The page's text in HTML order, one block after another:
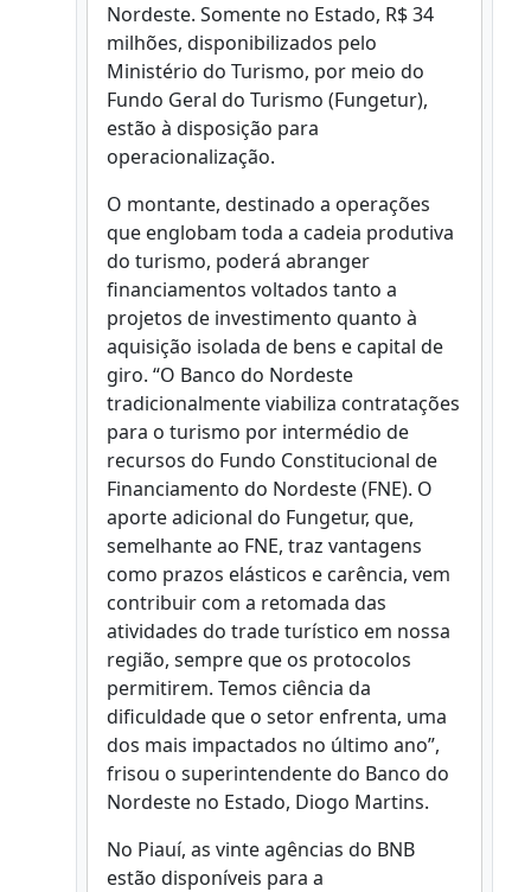
Nordeste. Somente no Estado, R$ 34
milhões, disponibilizados pelo
Ministério do Turismo, por meio do
Fundo Geral do Turismo (Fungetur),
estão à disposição para
operacionalização.
O montante, destinado a operações
que englobam toda a cadeia produtiva
do turismo, poderá abranger
financiamentos voltados tanto a
projetos de investimento quanto à
aquisição isolada de bens e capital de
giro. “O Banco do Nordeste
tradicionalmente viabiliza contratações
para o turismo por intermédio de
recursos do Fundo Constitucional de
Financiamento do Nordeste (FNE). O
aporte adicional do Fungetur, que,
semelhante ao FNE, traz vantagens
como prazos elásticos e carência, vem
contribuir com a retomada das
atividades do trade turístico em nossa
região, sempre que os protocolos
permitirem. Temos ciência da
dificuldade que o setor enfrenta, uma
dos mais impactados no último ano”,
frisou o superintendente do Banco do
Nordeste no Estado, Diogo Martins.
No Piauí, as vinte agências do BNB
estão disponíveis para a